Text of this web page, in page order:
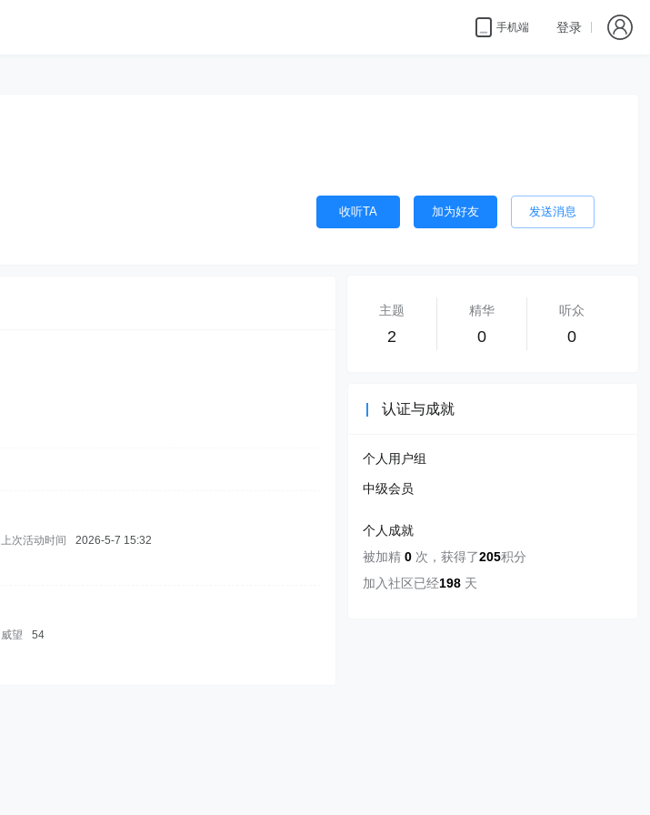
手机端 登录
收听TA 加为好友 发送消息
上次活动时间
2026-5-7 15:32
威望
54
主题
2
精华
0
听众
0
认证与成就
个人用户组
中级会员
个人成就
被加精0次 ， 获得了205积分
加入社区已经198天